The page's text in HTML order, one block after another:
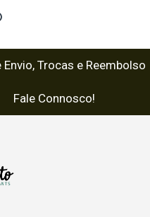
Trocas e Reembolso
Fale Connosco!